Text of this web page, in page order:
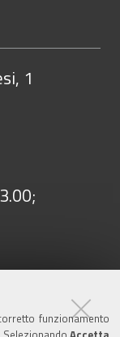
funzionamento
1